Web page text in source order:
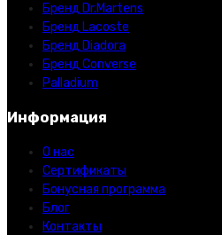
Бренд Dr.Martens
Бренд Lacoste
Бренд Diadora
Бренд Converse
Palladium
Информация
О нас
Сертификаты
Бонусная программа
Блог
Контакты